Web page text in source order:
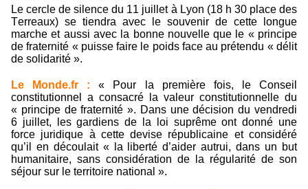
Le cercle de silence du 11 juillet à Lyon (18 h 30 place des
Terreaux) se tiendra avec le souvenir de cette longue
marche et aussi avec la bonne nouvelle que le « principe
de fraternité « puisse faire le poids face au prétendu « délit
de solidarité ».
Le Monde.fr :
« Pour la première fois, le Conseil
constitutionnel a consacré la valeur constitutionnelle du
« principe de fraternité ». Dans une décision du vendredi
6 juillet, les gardiens de la loi suprême ont donné une
force juridique à cette devise républicaine et considéré
qu’il en découlait « la liberté d’aider autrui, dans un but
humanitaire, sans considération de la régularité de son
séjour sur le territoire national ».